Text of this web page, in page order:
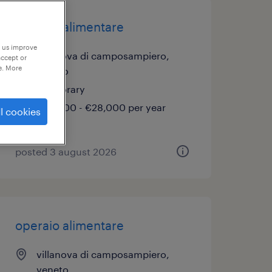
operaio alimentare
villanova di camposampiero,
veneto
temporary
€22,000 - €28,000 per year
posted 3 august 2026
operaio alimentare
villanova di camposampiero,
veneto
improve
or
More
cookies